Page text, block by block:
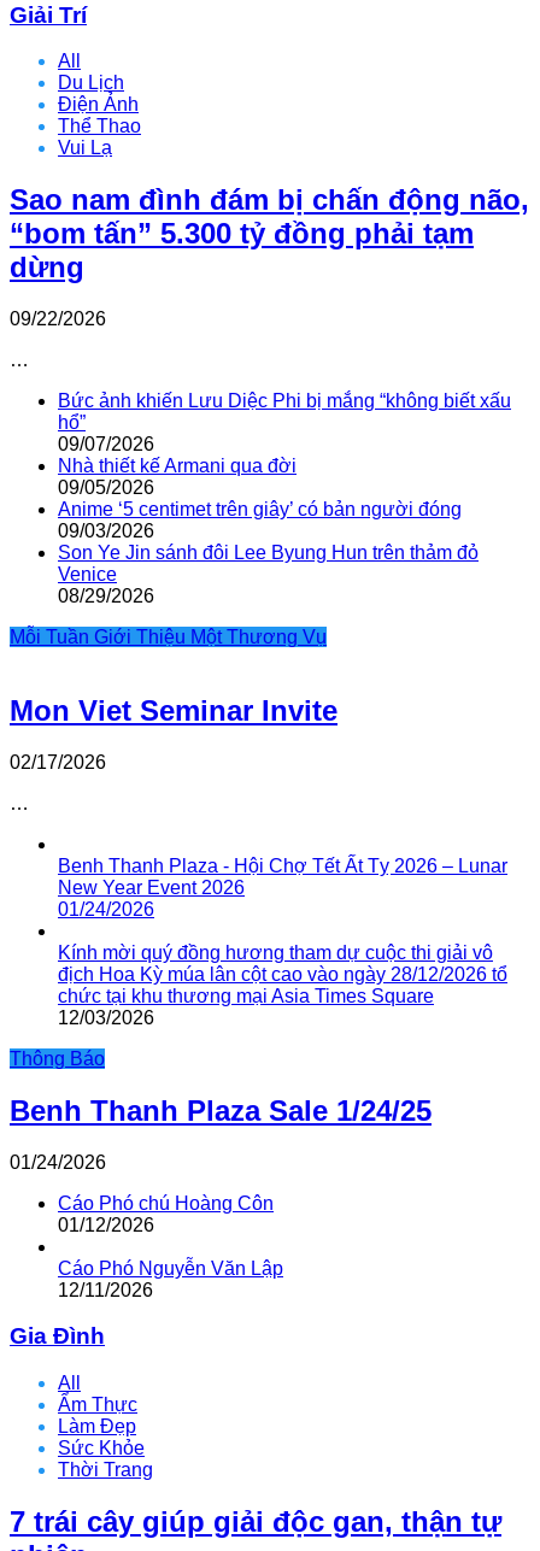
Giải Trí
All
Du Lịch
Điện Ảnh
Thể Thao
Vui Lạ
Sao nam đình đám bị chấn động não,
“bom tấn” 5.300 tỷ đồng phải tạm
dừng
09/22/2026
…
Bức ảnh khiến Lưu Diệc Phi bị mắng “không biết xấu
hổ”
09/07/2026
Nhà thiết kế Armani qua đời
09/05/2026
Anime ‘5 centimet trên giây’ có bản người đóng
09/03/2026
Son Ye Jin sánh đôi Lee Byung Hun trên thảm đỏ
Venice
08/29/2026
Mỗi Tuần Giới Thiệu Một Thương Vụ
Mon Viet Seminar Invite
02/17/2026
…
Benh Thanh Plaza - Hội Chợ Tết Ất Tỵ 2026 – Lunar
New Year Event 2026
01/24/2026
Kính mời quý đồng hương tham dự cuộc thi giải vô
địch Hoa Kỳ múa lân cột cao vào ngày 28/12/2026 tổ
chức tại khu thương mại Asia Times Square
12/03/2026
Thông Báo
Benh Thanh Plaza Sale 1/24/25
01/24/2026
Cáo Phó chú Hoàng Côn
01/12/2026
Cáo Phó Nguyễn Văn Lập
12/11/2026
Gia Đình
All
Ẩm Thực
Làm Đẹp
Sức Khỏe
Thời Trang
7 trái cây giúp giải độc gan, thận tự